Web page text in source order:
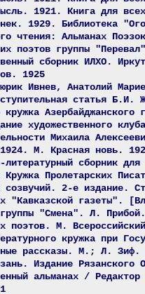
1921. Книга для
1929. Библиотека
чтения: Альманах
поэтов группы
сборник ИЛХО.
1925
Ивнев, Анатолий
статья Б.И.
художественного
Михаила
М. Красная новь.
литературный сборник
Кружка Пролетарских
созвучий. 2-е издание.
"Кавказской газеты".
группы "Смена". Л.
поэтов. М.
кружка при
рассказы. М.; Л.
Издание Рязанского
альманах /